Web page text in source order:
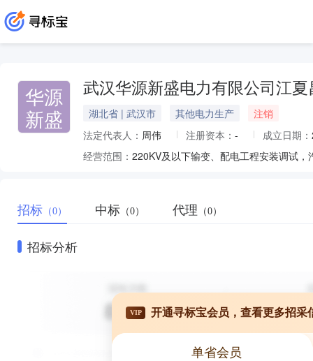
华源
新盛
武汉华源新盛电力有限公司江夏
湖北省 | 武汉市 其他电力生产
注销
法定代表人： 周伟 注册资本： - 成立日期：
经营范围：
招标 （0） 中标 （0） 代理 （0）
招标分析
VIP 开通寻标宝会员，查看更多招采
单省会员